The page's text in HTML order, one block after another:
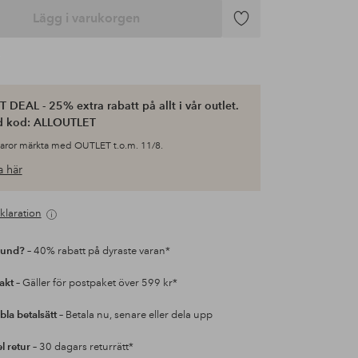
Lägg i varukorgen
Lägg
DEAL - 25% extra rabatt på allt i vår outlet.
kod: ALLOUTLET
märkta med OUTLET t.o.m. 11/8.
här
– 40% rabatt på dyraste varan*
– Gäller för postpaket över 599 kr*
betalsätt– Betala nu, senare eller dela upp
retur– 30 dagars returrätt*